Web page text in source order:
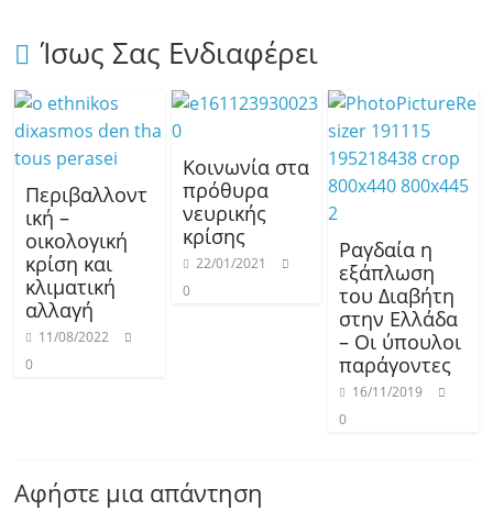
Ίσως Σας Ενδιαφέρει
Περιβαλλοντ
ική –
οικολογική
κρίση και
κλιματική
αλλαγή
11/08/2022
0
Κοινωνία στα
πρόθυρα
νευρικής
κρίσης
22/01/2021
0
Ραγδαία η
εξάπλωση
του Διαβήτη
στην Ελλάδα
– Οι ύπουλοι
παράγοντες
16/11/2019
0
Αφήστε μια απάντηση